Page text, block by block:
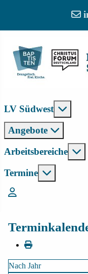
LV Südwest
Angebote
Arbeitsbereiche
Termine
Nach Jahr